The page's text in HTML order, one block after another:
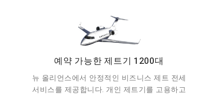
예약 가능한 제트기 1200대
뉴 올리언스에서 안정적인 비즈니스 제트 전세
서비스를 제공합니다. 개인 제트기를 고용하고